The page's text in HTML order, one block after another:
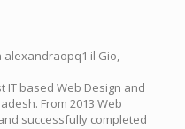
alexandraopq1 il Gio,
IT based Web Design and
From 2013 Web
successfully completed